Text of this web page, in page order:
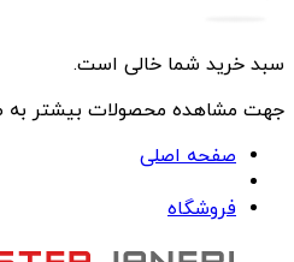
سبد خرید شما خالی است.
جهت مشاهده محصولات بیشتر به
صفحه اصلی
فروشگاه